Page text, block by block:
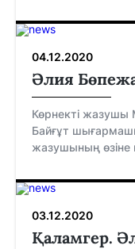
04.12.2020
Әлия
Көрнекті жазушы
Байғұт
жазушының өзіне
03.12.2020
Қаламгер.